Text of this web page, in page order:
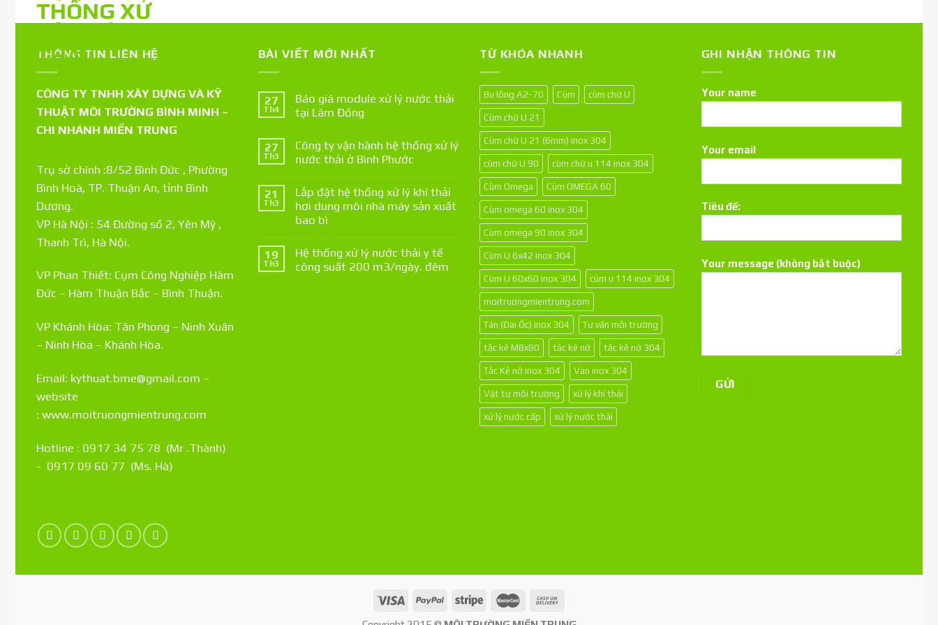
THÔNG TIN LIÊN HỆ
CÔNG TY TNHH XÂY DỰNG VÀ KỸ
THUẬT MÔI TRƯỜNG BÌNH MINH –
CHI NHÁNH MIỀN TRUNG
Trụ sở chính :8/52 Bình Đức , Phường
Bình Hoà, TP. Thuận An, tỉnh Bình
Dương.
VP Hà Nội : 54 Đường số 2, Yên Mỹ ,
Thanh Trì, Hà Nội.
VP Phan Thiết: Cụm Công Nghiệp Hàm
Đức – Hàm Thuận Bắc – Bình Thuận.
VP Khánh Hòa: Tân Phong – Ninh Xuân
– Ninh Hòa – Khánh Hòa.
Email: kythuat.bme@gmail.com –
website
: www.moitruongmientrung.com
Hotline : 0917 34 75 78 (Mr .Thành)
- 0917 09 60 77 (Ms. Hà)
BÀI VIẾT MỚI NHẤT
27
Th4
Báo giá module xử lý nước thải
tại Lâm Đồng
27
Th3
Công ty vận hành hệ thống xử lý
nước thải ở Bình Phước
21
Th3
Lắp đặt hệ thống xử lý khí thải
hơi dung môi nhà máy sản xuất
bao bì
19
Th3
Hệ thống xử lý nước thải y tế
công suất 200 m3/ngày. đêm
TỪ KHÓA NHANH
Bu lông A2-70 Cùm cùm chữ U
Cùm chữ U 21
Cùm chữ U 21 (6mm) inox 304
cùm chữ U 90 cùm chữ u 114 inox 304
Cùm Omega Cùm OMEGA 60
Cùm omega 60 inox 304
Cùm omega 90 inox 304
Cùm U 6x42 inox 304
Cùm U 60x60 inox 304 cùm u 114 inox 304
moitruongmientrung.com
Tán (Đai Ốc) inox 304 Tư vấn môi trường
tắc kê M8x80 tắc kê nở tắc kê nở 304
Tắc Kê nở inox 304 Van inox 304
Vật tư môi trường xử lý khí thải
xử lý nước cấp xử lý nước thải
GHI NHẬN THÔNG TIN
Your name
Your email
Tiêu đề:
Your message (không bắt buộc)